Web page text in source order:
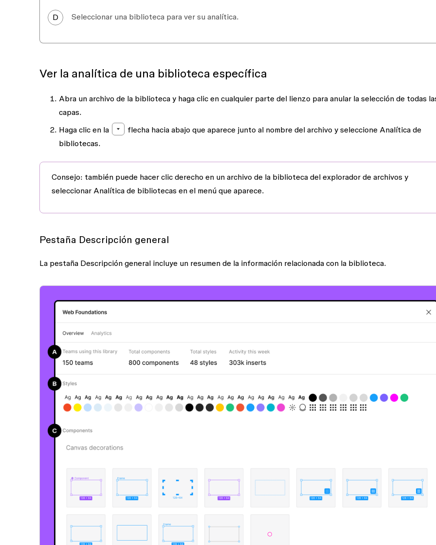
D Seleccionar una biblioteca para ver su analítica.
Ver la analítica de una biblioteca específica
Abra un archivo de la biblioteca y haga clic en cualquier parte del lienzo para anular la selección de todas
capas.
Haga clic en la
flecha hacia abajo que aparece junto al nombre del archivo y seleccione Analítica de
bibliotecas.
Consejo: también puede hacer clic derecho en un archivo de la biblioteca del explorador de archivos y
seleccionar Analítica de bibliotecasen el menú que aparece.
Pestaña Descripción general
La pestaña Descripción generalincluye un resumen de la información relacionada con la biblioteca.